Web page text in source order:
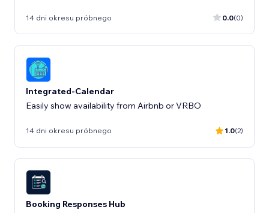
14 dni okresu próbnego 0.0(0)
Integrated-Calendar
Easily show availability from Airbnb or VRBO
14 dni okresu próbnego 1.0(2)
Booking Responses Hub